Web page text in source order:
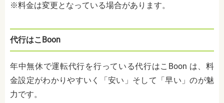
※料金は変更となっている場合があります。
代行はこBoon
年中無休で運転代行を行っている代行はこ Boon は、料
金設定がわかりやすいく「安い」そして「早い」のが魅
力です。